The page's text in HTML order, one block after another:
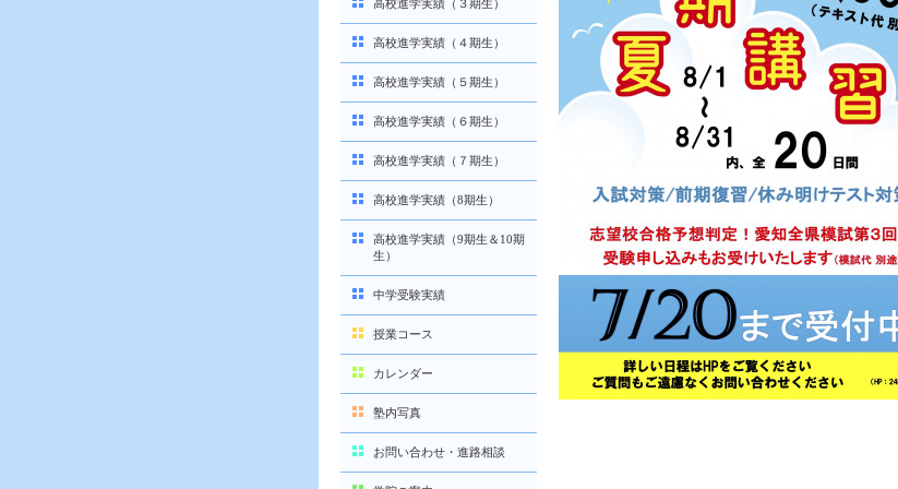
高校進学実績（３期生）
高校進学実績（４期生）
高校進学実績（５期生）
高校進学実績（６期生）
高校進学実績（７期生）
高校進学実績（8期生）
高校進学実績（9期生＆10期
生）
中学受験実績
授業コース
カレンダー
塾内写真
お問い合わせ・進路相談